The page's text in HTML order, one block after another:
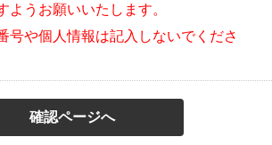
ようお願いいたします。
号や個人情報は記入しないでくださ
確認ページへ